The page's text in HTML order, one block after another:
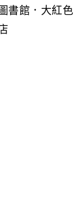
書館．大紅色